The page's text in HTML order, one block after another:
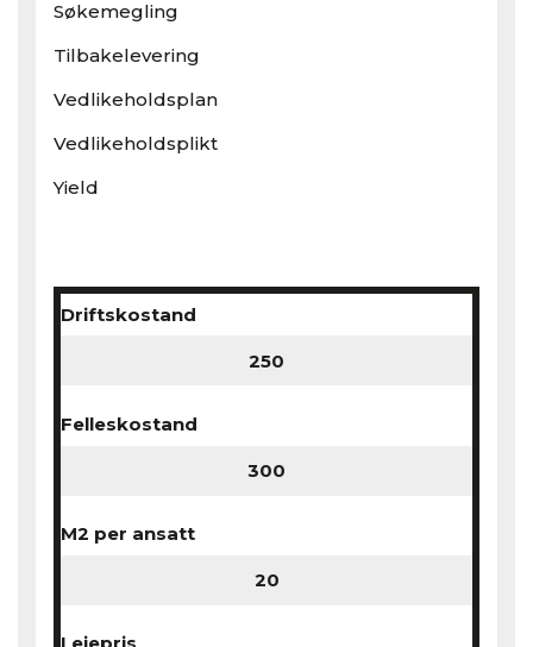
Søkemegling
Tilbakelevering
Vedlikeholdsplan
Vedlikeholdsplikt
Yield
Driftskostand
Felleskostand
M2 per ansatt